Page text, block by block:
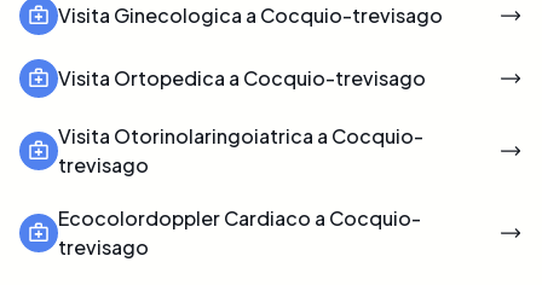
Visita Ginecologica a Cocquio-trevisago
Visita Ortopedica a Cocquio-trevisago
Visita Otorinolaringoiatrica a Cocquio-
trevisago
Ecocolordoppler Cardiaco a Cocquio-
trevisago